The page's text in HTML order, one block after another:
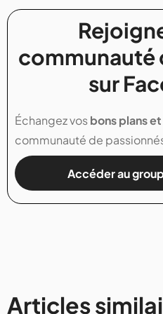
communauté
sur
Échangez vosbons plans
communauté de
Accéder au
Articles